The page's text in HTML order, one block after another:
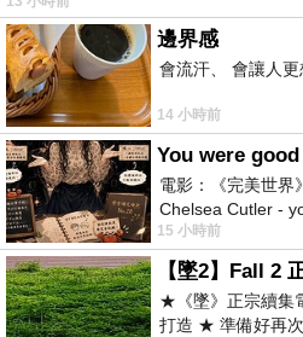
邊界感
會流汗、 會讓人更
14 小時前
You were
電影：《完美世界
Chelsea Cutler -
好 因
15 小時前
【墜2】Fall 2
★《墜》正宗續集
打造 ★ 準備好再